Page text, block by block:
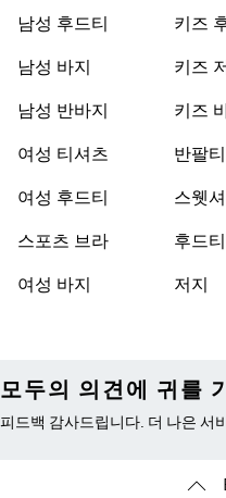
남성 후드티
남성 바지
남성 반바지
여성 티셔츠
여성 후드티
스포츠 브라
여성 바지
키즈
키즈
키즈
반팔티
스웻
후드티
저지
모두의 의견에 귀를
피드백 감사드립니다. 더 나은 서